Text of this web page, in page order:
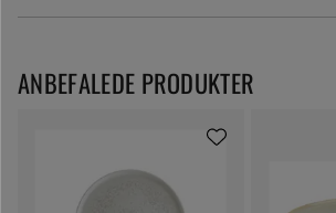
ANBEFALEDE PRODUKTER